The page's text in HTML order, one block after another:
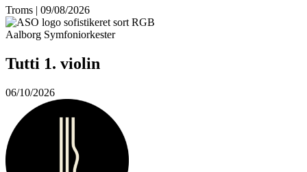
Troms | 09/08/2026
Aalborg Symfoniorkester
Tutti 1. violin
06/10/2026